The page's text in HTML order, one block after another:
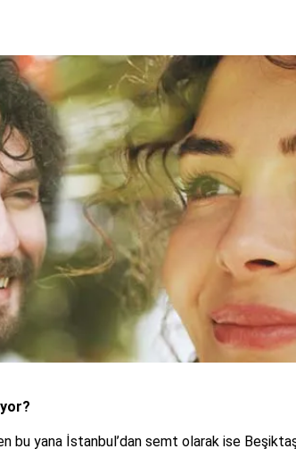
bu yana İstanbul’dan semt olarak ise